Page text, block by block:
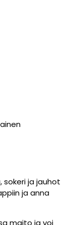
sokeri ja jauhot
ja anna
maito ja voi